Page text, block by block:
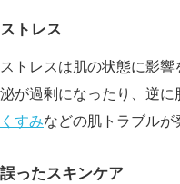
ストレス
ストレスは肌の状態に影
泌が過剰になったり、逆
くすみなどの肌トラブルが
誤ったスキンケア